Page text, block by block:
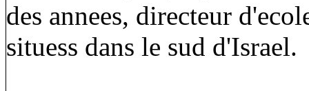
des annees, directeur
situess dans le sud d'Israel.